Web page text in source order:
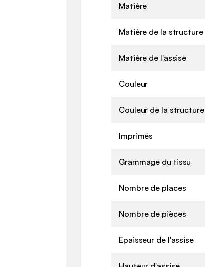
Matière
Matière de la structure
Matière de l'assise
Couleur
Couleur de la structure
Imprimés
Grammage du tissu
Nombre de places
Nombre de pièces
Epaisseur de l'assise